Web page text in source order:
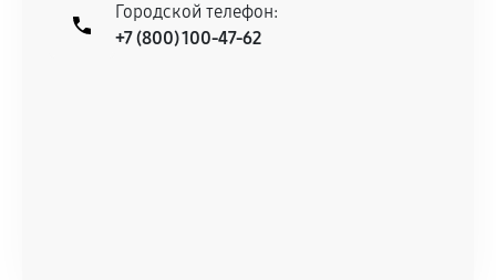
Городской телефон:
+7 (800) 100-47-62